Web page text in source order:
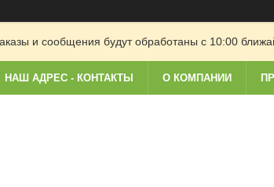
и сообщения будут обработаны с 10:00
НАШ АДРЕС - КОНТАКТЫ О КОМПАНИИ